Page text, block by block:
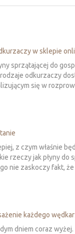
w sklepie
sprzątającej do
odkurzaczy
się w
z czym właśnie
rzeczy jak płyny do
nie zaskoczy fakt,
każdego
dniem coraz